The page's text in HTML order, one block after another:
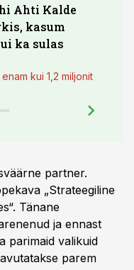
Ahti Kalde
kasum
ka sulas
kui 1,2 miljonit
partner.
„Strateegiline
Tänane
ja ennast
parimaid valikuid
parem